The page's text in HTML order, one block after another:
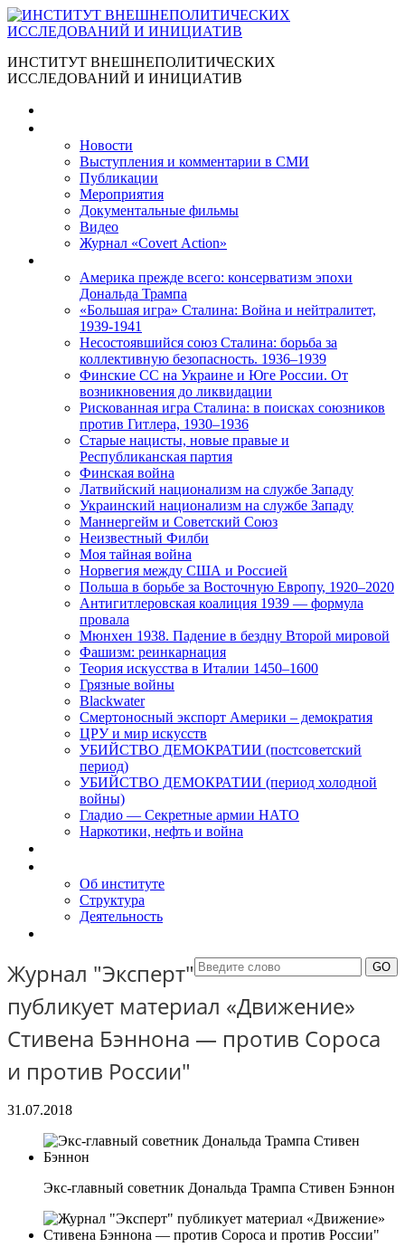
ИНСТИТУТ ВНЕШНЕПОЛИТИЧЕСКИХ
ИССЛЕДОВАНИЙ И ИНИЦИАТИВ
Новости
Выступления и коммента­рии в СМИ
Публикации
Мероприятия
Документальные фильмы
Видео
Журнал «Covert Action»
Америка прежде всего: консерватизм эпохи
Дональда Трампа
«Большая игра» Сталина: Война и нейтралитет,
1939-1941
Несостоявшийся союз Сталина: борьба за
коллективную безопасность. 1936–1939
Финские СС на Украине и Юге России. От
возникновения до ликвидации
Рискованная игра Сталина: в поисках союзников
против Гитлера, 1930–1936
Старые нацисты, новые правые и
Республиканская партия
Финская война
Латвийский национализм на службе Западу
Украинский национализм на службе Западу
Маннергейм и Советский Союз
Неизвестный Филби
Моя тайная война
Норвегия между США и Россией
Польша в борьбе за Восточную Европу, 1920–2020
Антигитлеровская коалиция 1939 — формула
провала
Мюнхен 1938. Падение в бездну Второй мировой
Фашизм: реинкарнация
Теория искусства в Италии 1450–1600
Грязные войны
Blackwater
Смертоносный экспорт Америки – демократия
ЦРУ и мир искусств
УБИЙСТВО ДЕМОКРАТИИ (постсоветский
период)
УБИЙСТВО ДЕМОКРАТИИ (период холодной
войны)
Гладио — Секретные армии НАТО
Наркотики, нефть и война
Об институте
Структура
Деятельность
Журнал "Эксперт"
публикует материал «Движение»
Стивена Бэннона — против Сороса
и против России"
31.07.2018
Экс-главный советник Дональда Трампа Стивен Бэннон